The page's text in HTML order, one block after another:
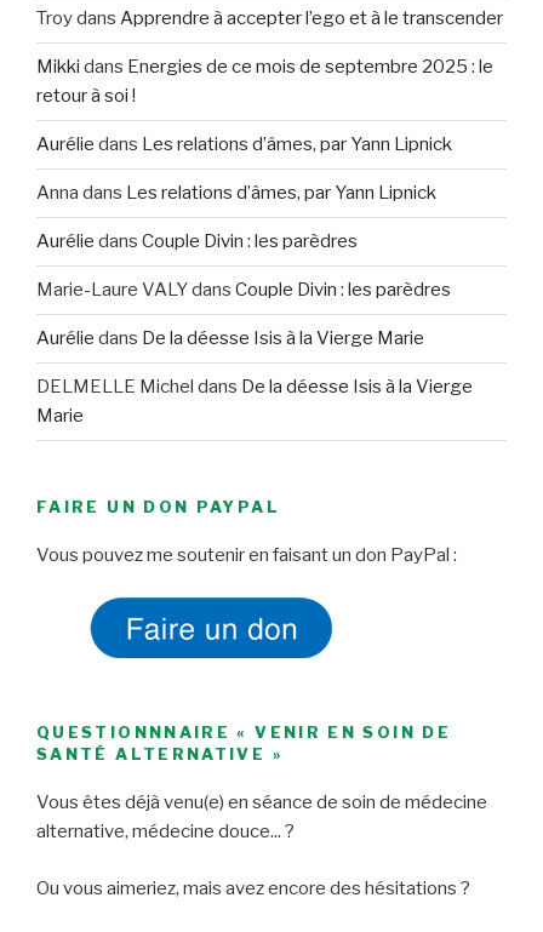
Troydans Apprendre à accepter l’ego et à le transcender
Mikki dans Energies de ce mois de septembre 2025 : le
retour à soi !
Aurélie dans Les relations d’âmes, par Yann Lipnick
Anna dans Les relations d’âmes, par Yann Lipnick
Aurélie dans Couple Divin : les parèdres
Marie-Laure VALYdans Couple Divin : les parèdres
Aurélie dans De la déesse Isis à la Vierge Marie
DELMELLE Michel dans De la déesse Isis à la Vierge
Marie
FAIRE UN DON PAYPAL
Vous pouvez me soutenir en faisant un don PayPal :
QUESTIONNNAIRE « VENIR EN SOIN DE
SANTÉ ALTERNATIVE »
Vous êtes déjà venu(e) en séance de soin de médecine
alternative, médecine douce... ?
Ou vous aimeriez, mais avez encore des hésitations ?